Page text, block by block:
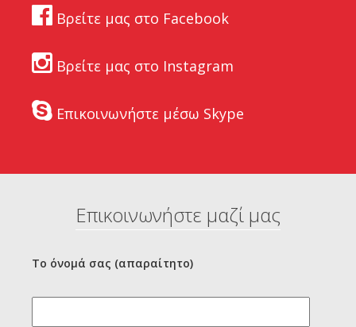
Βρείτε μας στο Facebook
Βρείτε μας στο Instagram
Επικοινωνήστε μέσω Skype
Επικοινωνήστε μαζί μας
Το όνομά σας (απαραίτητο)